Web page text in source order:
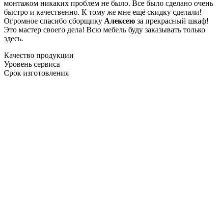
монтажом никаких проблем не было. Все было сделано очень
быстро и качественно. К тому же мне ещё скидку сделали!
Огромное спасибо сборщику Алексею за прекрасный шкаф!
Это мастер своего дела! Всю мебель буду заказывать только
здесь.
Качество продукции
Уровень сервиса
Срок изготовления